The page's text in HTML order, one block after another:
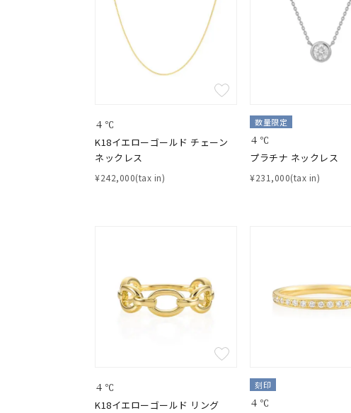
人気検索キーワード
素材 プラチナ
おすすめ順
価格が安い
価格が高い
新着順
お気に入り登録数
４℃
K18イエローゴールド チェーン
ネックレス
¥242,000(tax in)
数量限定
４℃
プラチナ ネックレス
¥231,000(tax in)
４℃
K18イエローゴールド リング
刻印
４℃